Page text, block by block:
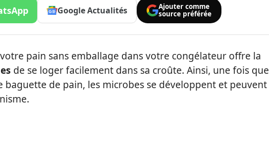
Google Actualités
Ajouter comme
source préférée
pain sans emballage dans votre congélateur offre la
de se loger facilement dans sa croûte. Ainsi, une fois que
baguette de pain, les microbes se développent et peuvent